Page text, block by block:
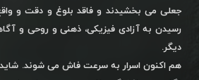
جعلی می بخشیدند و فاقد بلوغ و دقت و
رسیدن به آزادی فیزیکی، ذهنی و روحی و
دیگر.
هم اکنون اسرار به سرعت فاش می شوند. شاید